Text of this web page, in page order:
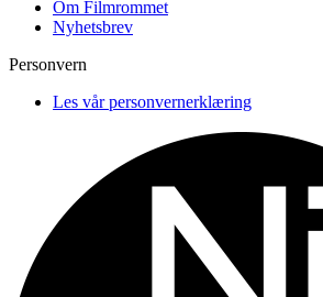
Om Filmrommet
Nyhetsbrev
Personvern
Les vår personvernerklæring